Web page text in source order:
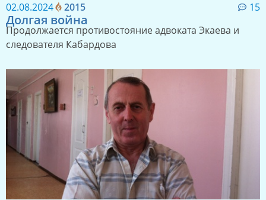
02.08.2024 2015 15
Долгая война
Продолжается противостояние адвоката Экаева и
следователя Кабардова